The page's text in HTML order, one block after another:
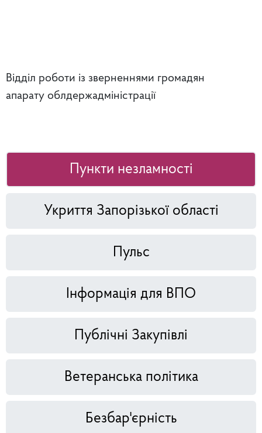
Відділ роботи із зверненнями громадян
апарату облдержадміністрації
Пункти незламності
Укриття Запорізької області
Пульс
Інформація для ВПО
Публічні Закупівлі
Ветеранська політика
Безбар'єрність